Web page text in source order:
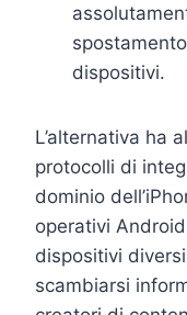
dispositivi.
L’alternativa ha
protocolli di
dominio
operativi
dispositivi
scambiarsi